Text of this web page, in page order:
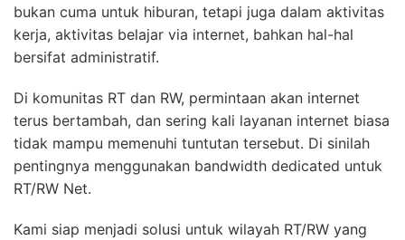
bukan cuma untuk hiburan, tetapi juga dalam aktivitas
kerja, aktivitas belajar via internet, bahkan hal-hal
bersifat administratif.
Di komunitas RT dan RW, permintaan akan internet
terus bertambah, dan sering kali layanan internet biasa
tidak mampu memenuhi tuntutan tersebut. Di sinilah
pentingnya menggunakan bandwidth dedicated untuk
RT/RW Net.
Kami siap menjadi solusi untuk wilayah RT/RW yang